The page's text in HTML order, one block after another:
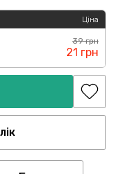
Ціна
39 грн
21 грн